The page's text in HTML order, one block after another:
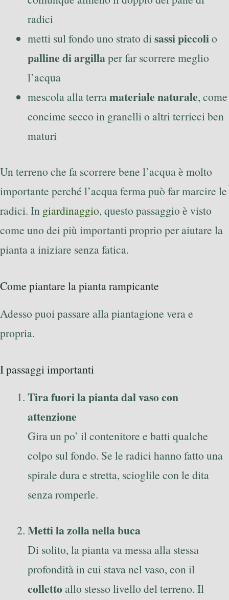
radici
metti sul fondo uno strato disassi piccolio
palline di argillaper far scorrere meglio
l’acqua
mescola alla terramateriale naturale, come
concime secco in granelli o altri terricci ben
maturi
Un terreno che fa scorrere bene l’acqua è molto
importante perché l’acqua ferma può far marcire le
radici. In giardinaggio, questo passaggio è visto
come uno dei più importanti proprio per aiutare la
pianta a iniziare senza fatica.
Come piantare la pianta rampicante
Adesso puoi passare alla piantagione vera e
propria.
I passaggi importanti
Tira fuori la pianta dal vaso con
attenzione
Gira un po’ il contenitore e batti qualche
colpo sul fondo. Se le radici hanno fatto una
spirale dura e stretta, scioglile con le dita
senza romperle.
Metti la zolla nella buca
Di solito, la pianta va messa alla stessa
profondità in cui stava nel vaso, con il
collettoallo stesso livello del terreno. Il